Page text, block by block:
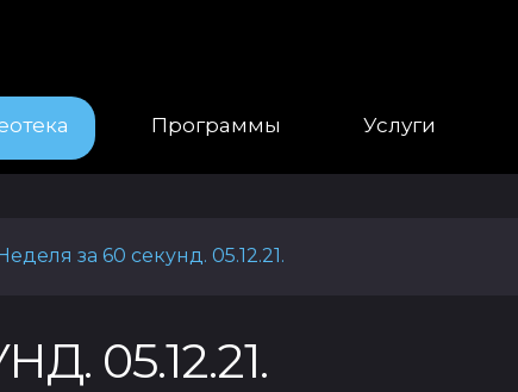
Программы Услуги
за 60 секунд. 05.12.21.
05.12.21.